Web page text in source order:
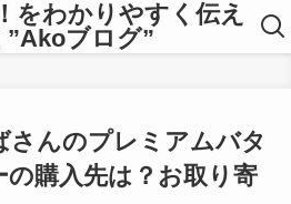
をわかりやすく伝え
”Akoブログ”
さんのプレミアムバタ
の購入先は？お取り寄